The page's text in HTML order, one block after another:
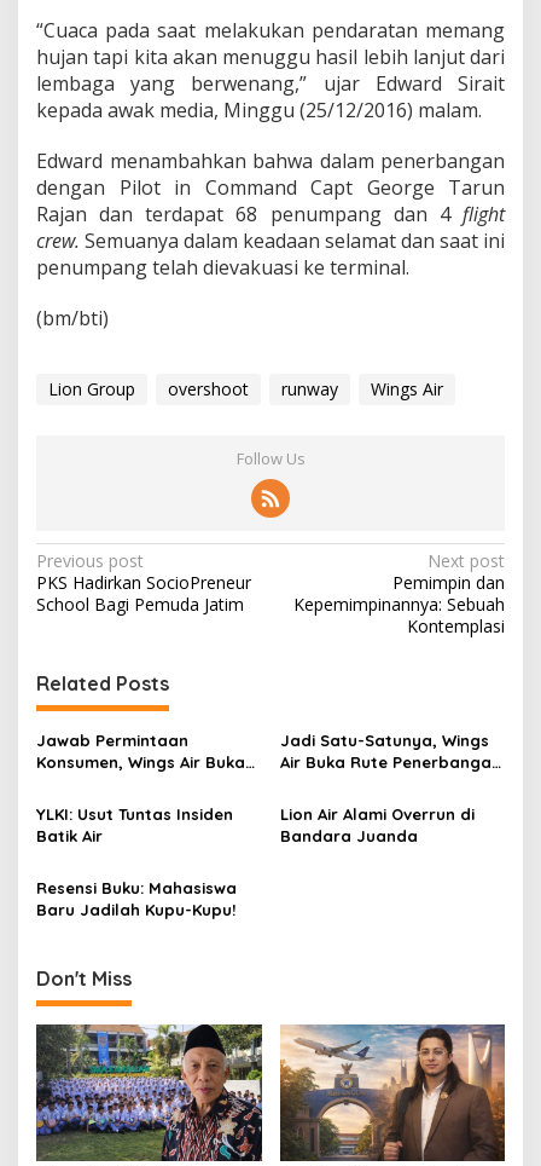
S
e
a
r
n
g
e
r
g
i
“Cuaca pada saat melakukan pendaratan memang
hujan tapi kita akan menuggu hasil lebih lanjut dari
lembaga yang berwenang,” ujar Edward Sirait
kepada awak media, Minggu (25/12/2016) malam.
Edward menambahkan bahwa dalam penerbangan
dengan Pilot in Command Capt George Tarun
Rajan dan terdapat 68 penumpang dan 4 flight
crew. Semuanya dalam keadaan selamat dan saat ini
penumpang telah dievakuasi ke terminal.
(bm/bti)
Lion Group overshoot runway Wings Air
Follow Us
P
o
t
n
a
v
i
g
t
o
n
Previous post
PKS Hadirkan SocioPreneur
School Bagi Pemuda Jatim
Next post
Pemimpin dan
Kepemimpinannya: Sebuah
Kontemplasi
Related Posts
Jawab Permintaan
Konsumen, Wings Air Buka
Per 7 Desember
Jadi Satu-Satunya, Wings
Air Buka Rute Penerbangan
YLKI: Usut Tuntas Insiden
Batik Air
Lion Air Alami Overrun di
Bandara Juanda
Resensi Buku: Mahasiswa
Baru Jadilah Kupu-Kupu!
Don't Miss